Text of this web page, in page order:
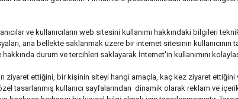
ve kullanıcıların web sitesini kullanımı hakkındaki bilgileri
ana bellekte saklanmak üzere bir internet sitesinin kullanıcının
durum ve tercihleri saklayarak İnternet'in kullanımını
ettiğini, bir kişinin siteyi hangi amaçla, kaç kez ziyaret ettiğini
tasarlanmış kullanıcı sayfalarından dinamik olarak reklam ve